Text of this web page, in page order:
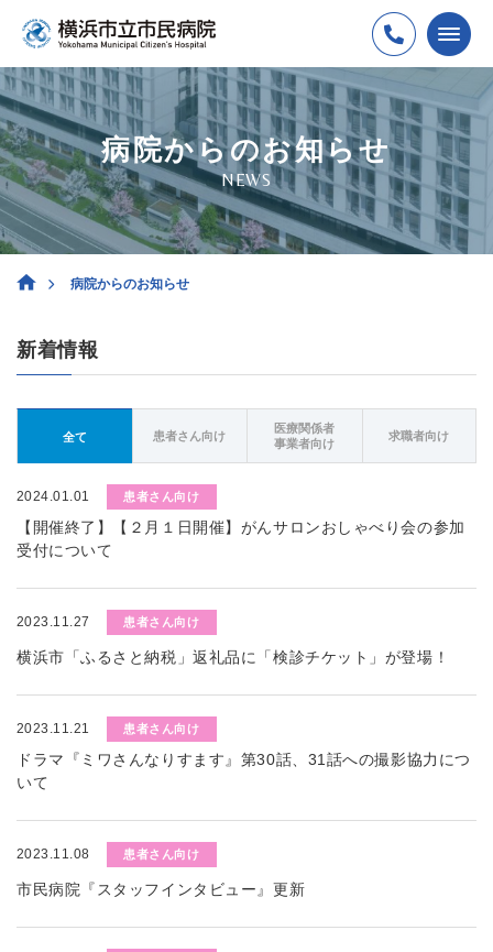
病院からのお知らせ
NEWS
病院からのお知らせ
新着情報
全て 患者さん向け
医療関係者
事業者向け
求職者向け
2024.01.01 患者さん向け
【開催終了】【２月１日開催】がんサロンおしゃべり会の参加
受付について
2023.11.27 患者さん向け
横浜市「ふるさと納税」返礼品に「検診チケット」が登場！
2023.11.21 患者さん向け
ドラマ『ミワさんなりすます』第30話、31話への撮影協力につ
いて
2023.11.08 患者さん向け
市民病院『スタッフインタビュー』更新